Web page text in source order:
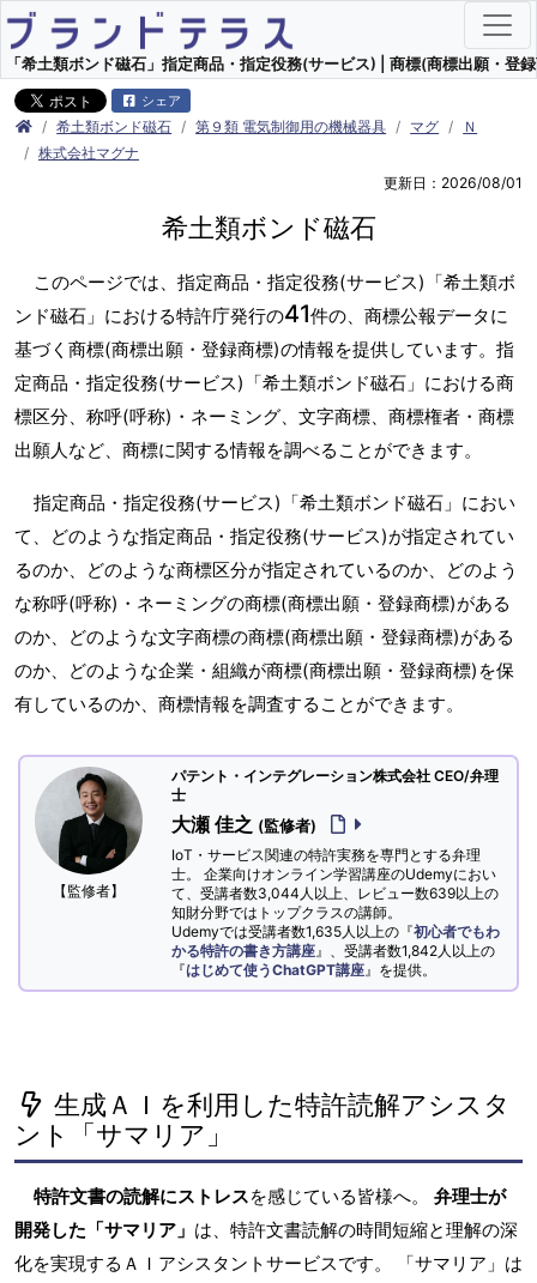
「希土類ボンド磁石」指定商品・指定役務(サービス) | 商標(商標出願・登
シェア
希土類ボンド磁石 第９類 電気制御用の機械器具 マグ
Ｎ
株式会社マグナ
更新日：2026/08/01
希土類ボンド磁石
このページでは、指定商品・指定役務(サービス)「希土類ボ
ンド磁石」における特許庁発行の41件の、商標公報データに
基づく商標(商標出願・登録商標)の情報を提供しています。指
定商品・指定役務(サービス)「希土類ボンド磁石」における商
標区分、称呼(呼称)・ネーミング、文字商標、商標権者・商標
出願人など、商標に関する情報を調べることができます。
指定商品・指定役務(サービス)「希土類ボンド磁石」におい
て、どのような指定商品・指定役務(サービス)が指定されてい
るのか、どのような商標区分が指定されているのか、どのよう
な称呼(呼称)・ネーミングの商標(商標出願・登録商標)がある
のか、どのような文字商標の商標(商標出願・登録商標)がある
のか、どのような企業・組織が商標(商標出願・登録商標)を保
有しているのか、商標情報を調査することができます。
【監修者】
パテント・インテグレーション株式会社 CEO/弁理
士
大瀬 佳之 (監修者)
IoT・サービス関連の特許実務を専門とする弁理
士。 企業向けオンライン学習講座のUdemyにおい
て、受講者数3,044人以上、レビュー数639以上の
知財分野ではトップクラスの講師。
Udemyでは受講者数1,635人以上の『初心者でもわ
かる特許の書き方講座 』、受講者数1,842人以上の
『はじめて使うChatGPT講座 』を提供。
生成ＡＩを利用した特許読解アシスタ
ント「サマリア」
特許文書の読解にストレスを感じている皆様へ。 弁理士が
開発した「サマリア」 は、特許文書読解の時間短縮と理解の深
化を実現するＡＩアシスタントサービスです。 「サマリア」は